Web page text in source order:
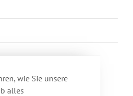
wie Sie unsere
alles